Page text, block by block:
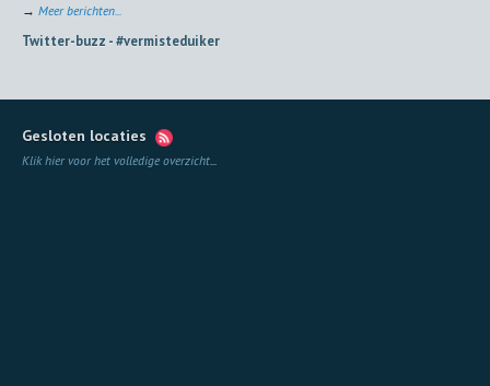
→ Meer berichten...
Twitter-buzz -#vermisteduiker
Gesloten locaties
Klik hier voor het volledige overzicht...